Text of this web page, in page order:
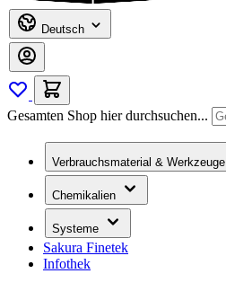
Deutsch
Gesamten Shop hier durchsuchen...
Verbrauchsmaterial & Werkzeuge
Chemikalien
Systeme
Sakura Finetek
Infothek